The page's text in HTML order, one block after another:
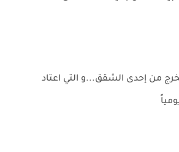
من إحدى الشقق...و التي اعتاد